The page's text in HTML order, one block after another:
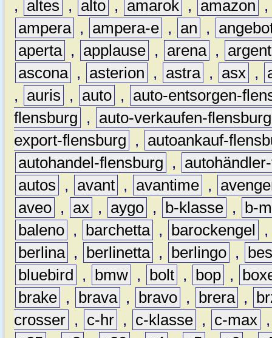
,
altes , alto , amarok , amazon
ampera , ampera-e , an ,
aperta , applause , arena ,
ascona , asterion , astra , asx ,
,
auris , auto ,
auto-entsorgen-
flensburg
,
auto-verkaufen-flensburg
export-flensburg
,
autoankauf-
autohandel-flensburg
,
autos
, avant , avantime ,
aveo , ax , aygo , b-klasse ,
b-
baleno , barchetta , barockengel
berlina , berlinetta , berlingo ,
bluebird
, bmw , bolt , bop ,
brake , brava , bravo , brera ,
crosser , c-hr , c-klasse , c-max